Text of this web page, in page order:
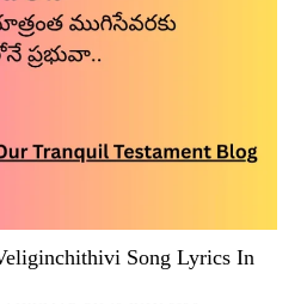
Song Lyrics In